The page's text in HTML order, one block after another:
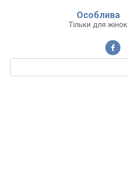
Особлива
Тільки для жінок
Пошук: